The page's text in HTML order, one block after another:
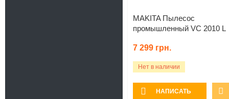
MAKITA Пылесос
промышленный VC 2010 L
7 299 грн.
Нет в наличии
НАПИСАТЬ